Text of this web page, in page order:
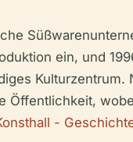
ein, und
-